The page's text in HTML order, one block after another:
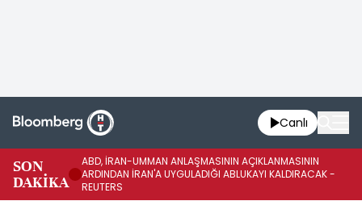
Canlı
SON
DAKİKA
ABD, İRAN-UMMAN ANLAŞMASININ AÇIKLANMASININ
ARDINDAN İRAN'A UYGULADIĞI ABLUKAYI KALDIRACAK -
REUTERS